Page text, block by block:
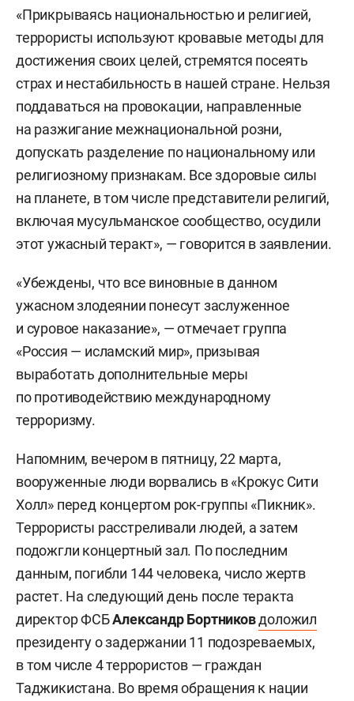
«Прикрываясь национальностью и религией,
террористы используют кровавые методы для
достижения своих целей, стремятся посеять
страх и нестабильность в нашей стране. Нельзя
поддаваться на провокации, направленные
на разжигание межнациональной розни,
допускать разделение по национальному или
религиозному признакам. Все здоровые силы
на планете, в том числе представители религий,
включая мусульманское сообщество, осудили
этот ужасный теракт», — говорится в заявлении.
«Убеждены, что все виновные в данном
ужасном злодеянии понесут заслуженное
и суровое наказание», — отмечает группа
«Россия — исламский мир», призывая
выработать дополнительные меры
по противодействию международному
терроризму.
Напомним, вечером в пятницу, 22 марта,
вооруженные люди ворвались в «Крокус Сити
Холл» перед концертом рок-группы «Пикник».
Террористы расстреливали людей, а затем
подожгли концертный зал. По последним
данным, погибли 144 человека, число жертв
растет. На следующий день после теракта
директор ФСБАлександр Бортниковдоложил
президенту о задержании 11 подозреваемых,
в том числе 4 террористов — граждан
Таджикистана. Во время обращения к нации